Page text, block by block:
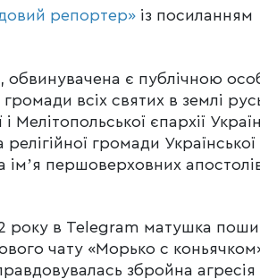
репортер» із посиланням
обвинувачена є публічною
всіх святих в землі
Мелітопольської єпархії
громади Української
імʼя першоверховних
року в Telegram матушка
чату «Морько с
збройна